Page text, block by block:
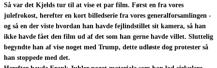
Så var det Kjelds tur til at vise et par film. Først en fra vores
julefrokost, herefter en kort billedserie fra vores generalforsamlingen -
og så en der viste hvordan han havde fejlindstillet sit kamera, så han
ikke havde fået den film ud af det som han gerne havde villet. Sluttelig
begyndte han af vise noget med Trump, dette udløste dog protester så
han stoppede med det.